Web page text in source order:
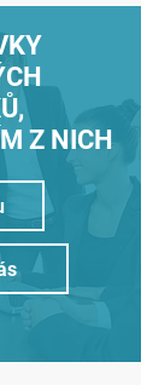
Z NICH